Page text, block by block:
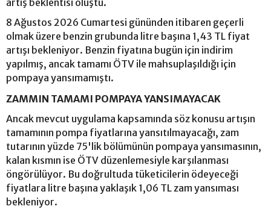
artış beklentisi oluştu.
8 Ağustos 2026 Cumartesi gününden itibaren geçerli
olmak üzere benzin grubunda litre başına 1,43 TL fiyat
artışı bekleniyor. Benzin fiyatına bugün için indirim
yapılmış, ancak tamamı ÖTV ile mahsuplaşıldığı için
pompaya yansımamıştı.
ZAMMIN TAMAMI POMPAYA YANSIMAYACAK
Ancak mevcut uygulama kapsamında söz konusu artışın
tamamının pompa fiyatlarına yansıtılmayacağı, zam
tutarının yüzde 75'lik bölümünün pompaya yansımasının,
kalan kısmın ise ÖTV düzenlemesiyle karşılanması
öngörülüyor. Bu doğrultuda tüketicilerin ödeyeceği
fiyatlara litre başına yaklaşık 1,06 TL zam yansıması
bekleniyor.